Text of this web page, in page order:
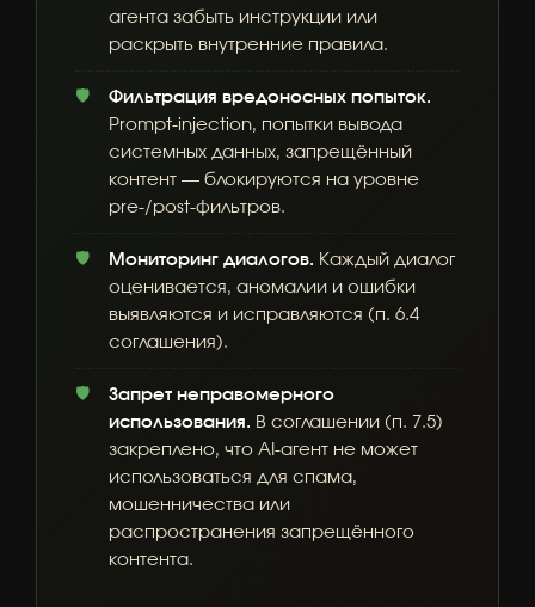
агента забыть инструкции или
раскрыть внутренние правила.
Фильтрация вредоносных попыток.
Prompt-injection, попытки вывода
системных данных, запрещённый
контент — блокируются на уровне
pre-/post-фильтров.
Мониторинг диалогов. Каждый диалог
оценивается, аномалии и ошибки
выявляются и исправляются (п. 6.4
соглашения).
Запрет неправомерного
использования. В соглашении (п. 7.5)
закреплено, что AI-агент не может
использоваться для спама,
мошенничества или
распространения запрещённого
контента.